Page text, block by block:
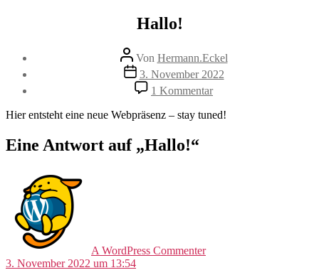
Hallo!
Beitragsautor
Von Hermann.Eckel
Beitragsdatum
3. November 2022
1 Kommentarzu
Hallo!
Hier entsteht eine neue Webpräsenz – stay tuned!
Eine Antwort auf „Hallo!“
A WordPress Commenter
3. November 2022 um 13:54